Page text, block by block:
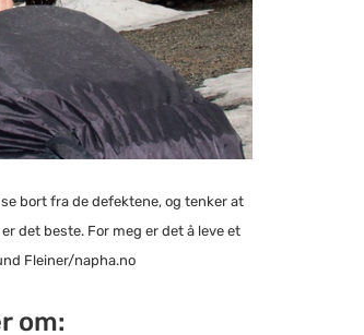
bort fra de defektene, og tenker at
det beste. For meg er det å leve et
Fleiner/napha.no
om: